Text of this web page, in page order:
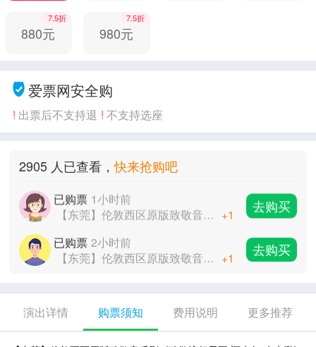
880元
7.5折
980元
7.5折
爱票网安全购
! 出票后不支持退 ! 不支持选座
2905 人已查看，快来抢购吧
已购票
3小时前
去购买
已购票 2小时前
已购票 1小时前
+1 去购买
已购票 2小时前
+1 去购买
演出详情 购票须知 费用说明 更多推荐